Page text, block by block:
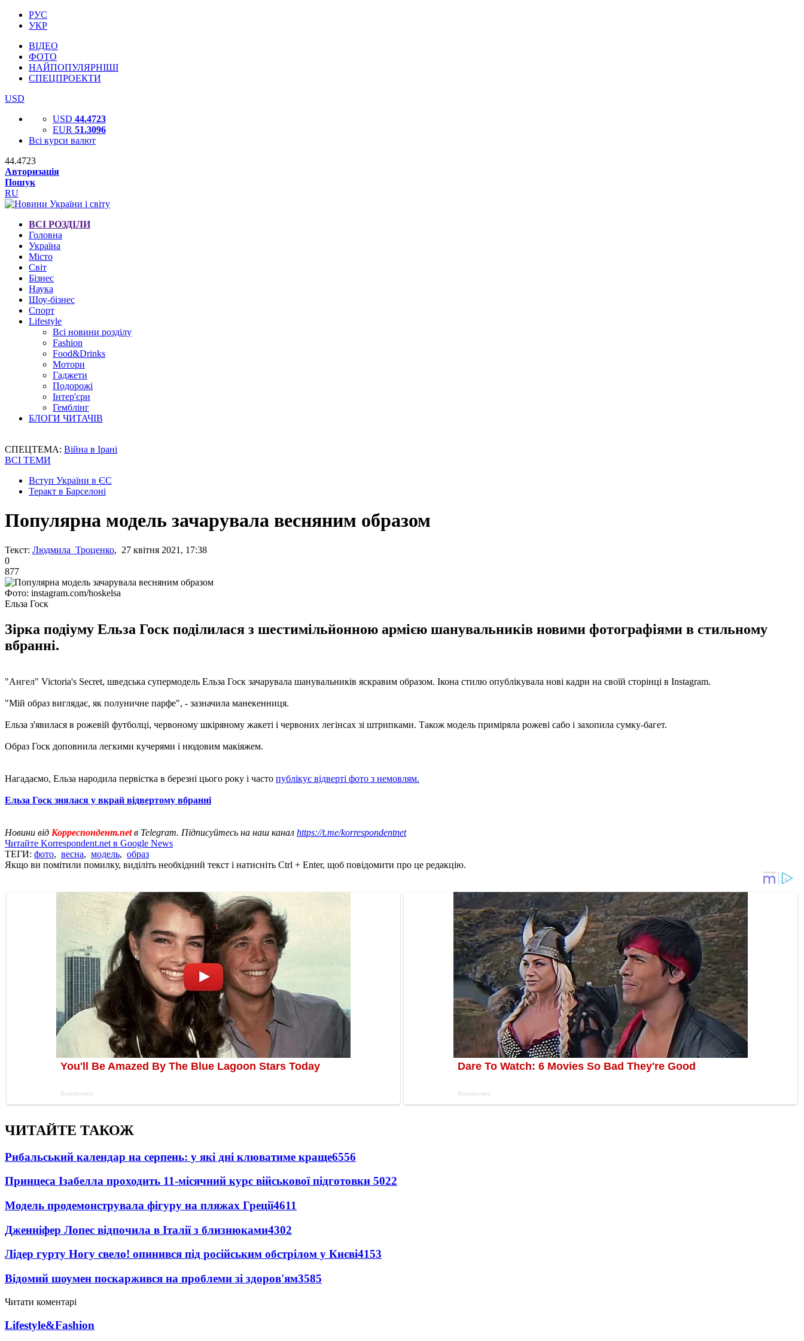
РУС
УКР
ВІДЕО
ФОТО
НАЙПОПУЛЯРНІШІ
СПЕЦПРОЕКТИ
USD
USD 44.4723
EUR 51.3096
Всі курси валют
44.4723
Авторизація
Пошук
RU
ВСІ РОЗДІЛИ
Головна
Україна
Місто
Світ
Бізнес
Наука
Шоу-бізнес
Спорт
Lifestyle
Всі новини розділу
Fashion
Food&Drinks
Мотори
Гаджети
Подорожі
Інтер'єри
Гемблінг
БЛОГИ ЧИТАЧІВ
СПЕЦТЕМА: Війна в Ірані
ВСІ ТЕМИ
Вступ України в ЄС
Теракт в Барселоні
Популярна модель зачарувала весняним образом
Текст: Людмила Троценко, 27 квітня 2021, 17:38
0
877
Фото: instagram.com/hoskelsa
Ельза Госк
Зірка подіуму Ельза Госк поділилася з шестимільйонною армією шанувальників новими фотографіями в стильному
вбранні.
"Ангел" Victoria's Secret, шведська супермодель Ельза Госк зачарувала шанувальників яскравим образом. Ікона стилю опублікувала нові кадри на своїй сторінці в Instagram.
"Мій образ виглядає, як полуничне парфе", - зазначила манекенниця.
Ельза з'явилася в рожевій футболці, червоному шкіряному жакеті і червоних легінсах зі штрипками. Також модель приміряла рожеві сабо і захопила сумку-багет.
Образ Госк доповнила легкими кучерями і нюдовим макіяжем.
Нагадаємо, Ельза народила первістка в березні цього року і часто публікує відверті фото з немовлям.
Ельза Госк знялася у вкрай відвертому вбранні
Новини від Корреспондент.netв Telegram. Підписуйтесь на наш канал https://t.me/korrespondentnet
Читайте Korrespondent.net в Google News
ТЕГИ: фото, весна, модель, образ
Якщо ви помітили помилку, виділіть необхідний текст і натисніть Ctrl + Enter, щоб повідомити про це редакцію.
ЧИТАЙТЕ ТАКОЖ
Рибальський календар на серпень: у які дні клюватиме краще6556
Принцеса Ізабелла проходить 11-місячний курс військової підготовки 5022
Модель продемонструвала фігуру на пляжах Греції4611
Дженніфер Лопес відпочила в Італії з близнюками4302
Лідер гурту Ногу свело! опинився під російським обстрілом у Києві4153
Відомий шоумен поскаржився на проблеми зі здоров'ям3585
Читати коментарі
Lifestyle&Fashion